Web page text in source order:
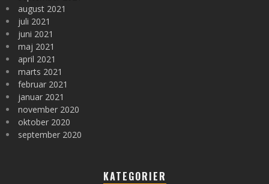
august 2021
juli 2021
juni 2021
maj 2021
april 2021
marts 2021
februar 2021
januar 2021
november 2020
oktober 2020
september 2020
KATEGORIER